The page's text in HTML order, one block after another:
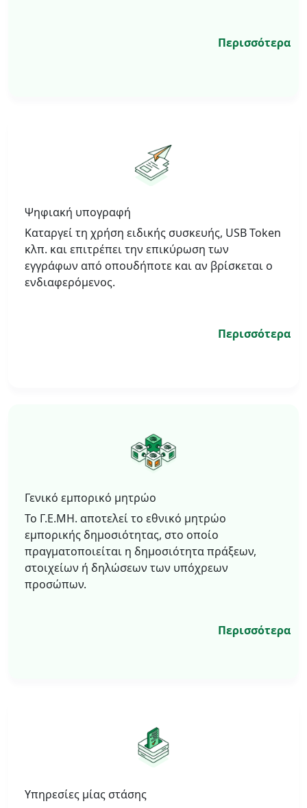
Περισσότερα
Ψηφιακή υπογραφή
Καταργεί τη χρήση ειδικής συσκευής, USB Token
κλπ. και επιτρέπει την επικύρωση των
εγγράφων από οπουδήποτε και αν βρίσκεται ο
ενδιαφερόμενος.
Περισσότερα
Γενικό εμπορικό μητρώο
Το Γ.Ε.ΜΗ. αποτελεί το εθνικό μητρώο
εμπορικής δημοσιότητας, στο οποίο
πραγματοποιείται η δημοσιότητα πράξεων,
στοιχείων ή δηλώσεων των υπόχρεων
προσώπων.
Περισσότερα
Υπηρεσίες μίας στάσης